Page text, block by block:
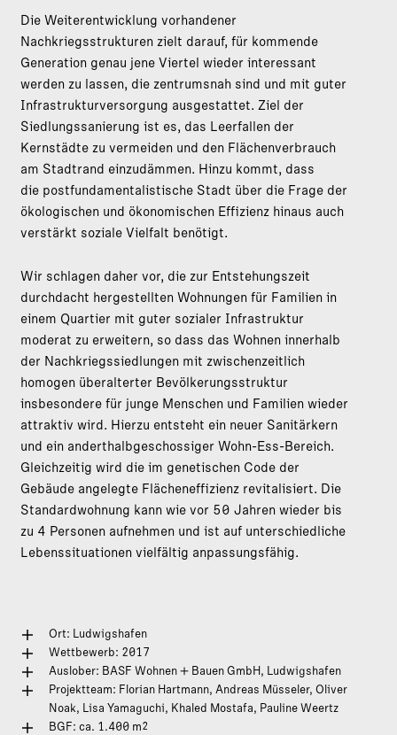
Die Weiterentwicklung vorhandener
Nachkriegsstrukturen zielt darauf, für kommende
Generation genau jene Viertel wieder interessant
werden zu lassen, die zentrumsnah sind und mit guter
Infrastrukturversorgung ausgestattet. Ziel der
Siedlungssanierung ist es, das Leerfallen der
Kernstädte zu vermeiden und den Flächenverbrauch
am Stadtrand einzudämmen. Hinzu kommt, dass
die postfundamentalistische Stadt über die Frage der
ökologischen und ökonomischen Effizienz hinaus auch
verstärkt soziale Vielfalt benötigt.
Wir schlagen daher vor, die zur Entstehungszeit
durchdacht hergestellten Wohnungen für Familien in
einem Quartier mit guter sozialer Infrastruktur
moderat zu erweitern, so dass das Wohnen innerhalb
der Nachkriegssiedlungen mit zwischenzeitlich
homogen überalterter Bevölkerungsstruktur
insbesondere für junge Menschen und Familien wieder
attraktiv wird. Hierzu entsteht ein neuer Sanitärkern
und ein anderthalbgeschossiger Wohn-Ess-Bereich.
Gleichzeitig wird die im genetischen Code der
Gebäude angelegte Flächeneffizienz revitalisiert. Die
Standardwohnung kann wie vor 50 Jahren wieder bis
zu 4 Personen aufnehmen und ist auf unterschiedliche
Lebenssituationen vielfältig anpassungsfähig.
Ort: Ludwigshafen
Wettbewerb: 2017
Auslober: BASF Wohnen + Bauen GmbH, Ludwigshafen
Projektteam: Florian Hartmann, Andreas Müsseler, Oliver
Noak, Lisa Yamaguchi, Khaled Mostafa, Pauline Weertz
BGF: ca. 1.400 m2